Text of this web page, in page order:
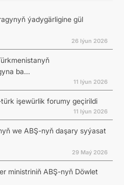
ýadygärligine gül
26 Iýun 2026
ba...
11 Iýun 2026
işewürlik forumy geçirildi
11 Iýun 2026
we ABŞ-nyň daşary syýasat
29 Maý 2026
ministriniň ABŞ-nyň Döwlet